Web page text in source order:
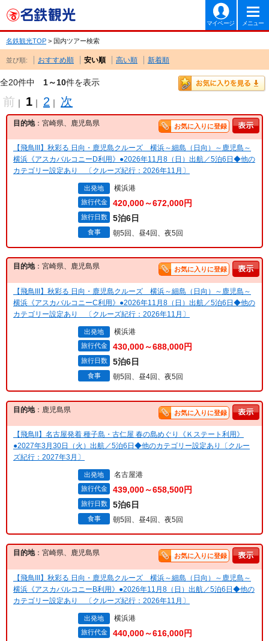
マイページ メニュー
名鉄観光TOP > 国内ツアー検索
並び順: おすすめ順 安い順 高い順 新着順
全20件中 1～10件を表示
前 ｜ 1 ｜ 2 ｜ 次
目的地：宮崎県、鹿児島県 お気に入りに登録
【飛鳥III】秋彩る 日向・鹿児島クルーズ 横浜～細島（日向）～鹿児島～
横浜《アスカバルコニーD利用》●2026年11月8（日）出航／5泊6日◆他の
カテゴリー設定あり 〔クルーズ紀行：2026年11月〕
出発地 横浜港
旅行代金 420,000～672,000円
旅行日数 5泊6日
食事 朝5回、昼4回、夜5回
目的地：宮崎県、鹿児島県 お気に入りに登録
【飛鳥III】秋彩る 日向・鹿児島クルーズ 横浜～細島（日向）～鹿児島～
横浜《アスカバルコニーC利用》●2026年11月8（日）出航／5泊6日◆他の
カテゴリー設定あり 〔クルーズ紀行：2026年11月〕
出発地 横浜港
旅行代金 430,000～688,000円
旅行日数 5泊6日
食事 朝5回、昼4回、夜5回
目的地：鹿児島県 お気に入りに登録
【飛鳥II】名古屋発着 種子島・古仁屋 春の島めぐり《Ｋステート利用》
●2027年3月30日（火）出航／5泊6日◆他のカテゴリー設定あり〔クルー
ズ紀行：2027年3月〕
出発地 名古屋港
旅行代金 439,000～658,500円
旅行日数 5泊6日
食事 朝5回、昼4回、夜5回
目的地：宮崎県、鹿児島県 お気に入りに登録
【飛鳥III】秋彩る 日向・鹿児島クルーズ 横浜～細島（日向）～鹿児島～
横浜《アスカバルコニーB利用》●2026年11月8（日）出航／5泊6日◆他の
カテゴリー設定あり 〔クルーズ紀行：2026年11月〕
出発地 横浜港
旅行代金 440,000～616,000円